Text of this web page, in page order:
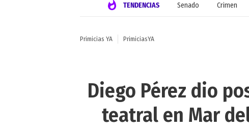
TENDENCIAS Senado Crimen
Primicias YA PrimiciasYA
Diego Pérez dio
teatral en Mar